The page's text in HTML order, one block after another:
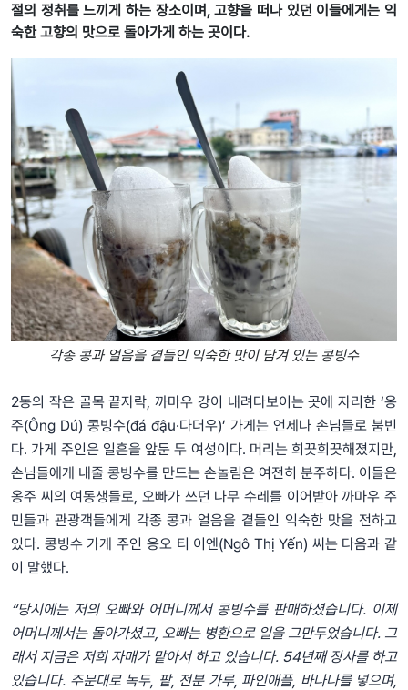
절의 정취를 느끼게 하는 장소이며, 고향을 떠나 있던 이들에게는 익
숙한 고향의 맛으로 돌아가게 하는 곳이다.
각종 콩과 얼음을 곁들인 익숙한 맛이 담겨 있는 콩빙수
2동의 작은 골목 끝자락, 까마우 강이 내려다보이는 곳에 자리한 ‘옹
주(Ông Dú) 콩빙수(đá đậu·다더우)’ 가게는 언제나 손님들로 붐빈
다. 가게 주인은 일흔을 앞둔 두 여성이다. 머리는 희끗희끗해졌지만,
손님들에게 내줄 콩빙수를 만드는 손놀림은 여전히 분주하다. 이들은
옹주 씨의 여동생들로, 오빠가 쓰던 나무 수레를 이어받아 까마우 주
민들과 관광객들에게 각종 콩과 얼음을 곁들인 익숙한 맛을 전하고
있다. 콩빙수 가게 주인 응오 티 이엔(Ngô Thị Yến) 씨는 다음과 같
이 말했다.
“당시에는 저의 오빠와 어머니께서 콩빙수를 판매하셨습니다. 이제
어머니께서는 돌아가셨고, 오빠는 병환으로 일을 그만두었습니다. 그
래서 지금은 저희 자매가 맡아서 하고 있습니다. 54년째 장사를 하고
있습니다. 주문대로 녹두, 팥, 전분 가루, 파인애플, 바나나를 넣으며,